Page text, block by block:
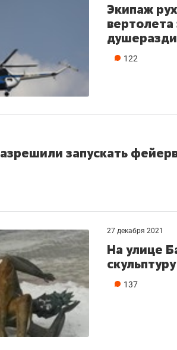
Экипаж
122
запускать
27 декабря 2021
На улице
137